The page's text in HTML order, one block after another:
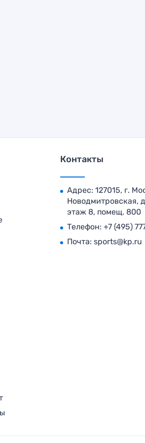
Контакты
Адрес: 127015, г.
Новодмитровская,
этаж 8, помещ. 800
Телефон: +7 (495)
Почта: sports@kp.ru